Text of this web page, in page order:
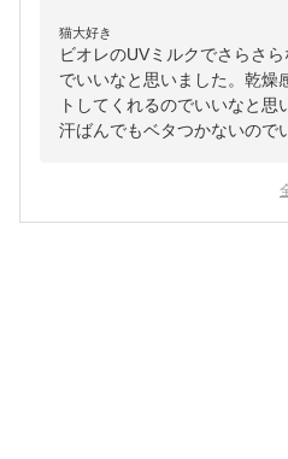
猫大好き
ビオレのUVミルクでさらさ
でいいなと思いました。乾燥
トしてくれるのでいいなと思
汗ばんでもベタつかないので